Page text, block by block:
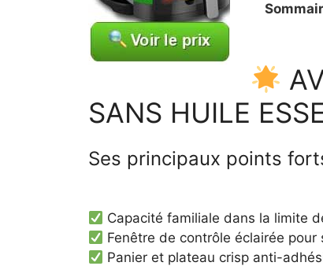
SANS HUILE
Ses principaux points
Capacité familiale dans la limite
Fenêtre de contrôle éclairée pour
Panier et plateau crisp anti-